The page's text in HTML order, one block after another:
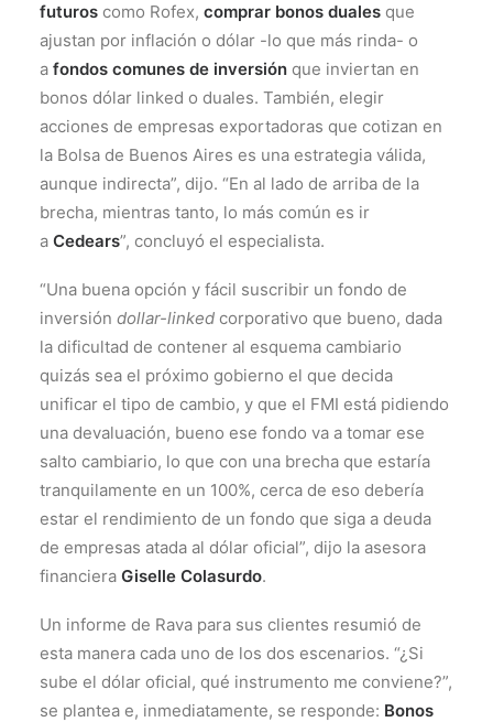
futuros como Rofex, comprar bonos duales que
ajustan por inflación o dólar -lo que más rinda- o
a fondos comunes de inversión que inviertan en
bonos dólar linked o duales. También, elegir
acciones de empresas exportadoras que cotizan en
la Bolsa de Buenos Aires es una estrategia válida,
aunque indirecta”, dijo. “En al lado de arriba de la
brecha, mientras tanto, lo más común es ir
a Cedears”, concluyó el especialista.
“Una buena opción y fácil suscribir un fondo de
inversión dollar-linked corporativo que bueno, dada
la dificultad de contener al esquema cambiario
quizás sea el próximo gobierno el que decida
unificar el tipo de cambio, y que el FMI está pidiendo
una devaluación, bueno ese fondo va a tomar ese
salto cambiario, lo que con una brecha que estaría
tranquilamente en un 100%, cerca de eso debería
estar el rendimiento de un fondo que siga a deuda
de empresas atada al dólar oficial”, dijo la asesora
financiera Giselle Colasurdo.
Un informe de Rava para sus clientes resumió de
esta manera cada uno de los dos escenarios. “¿Si
sube el dólar oficial, qué instrumento me conviene?”,
se plantea e, inmediatamente, se responde: Bonos